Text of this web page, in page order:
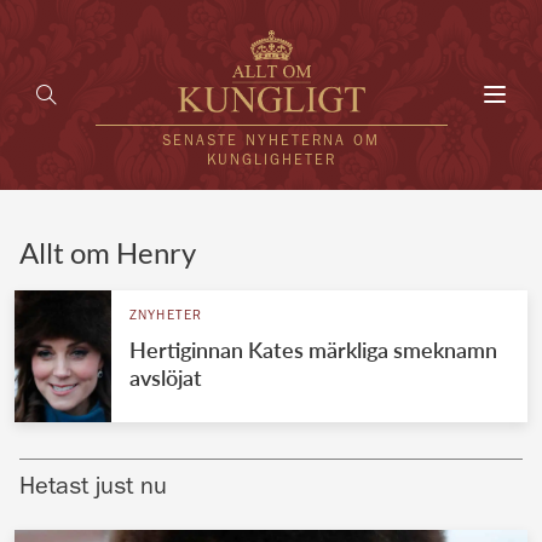
SENASTE NYHETERNA OM
KUNGLIGHETER
UTLÄNDSKT
VÄRLDENS KUNGAHUS
Allt om Henry
ZNYHETER
Hertiginnan Kates märkliga smeknamn
avslöjat
Hetast just nu